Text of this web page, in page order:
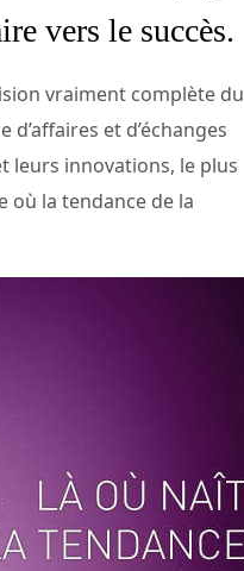
vers le succès.
vraiment complète du
et d’échanges
leurs innovations, le plus
où la tendance de la